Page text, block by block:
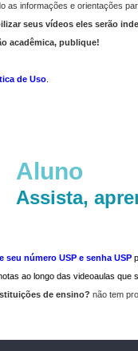
as informações e orientações
seus vídeos eles serão
acadêmica, publique!
de Uso
Aluno
Assista,
seu número USP e senha USP
ao longo das videoaulas
de ensino? não tem